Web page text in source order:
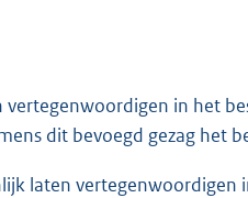
in het
dit bevoegd gezag het
laten